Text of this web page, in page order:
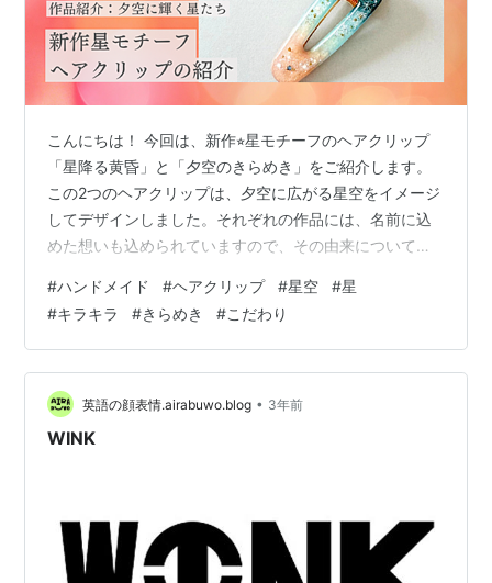
こんにちは！ 今回は、新作⭐︎星モチーフのヘアクリップ
「星降る黄昏」と「夕空のきらめき」をご紹介します。
この2つのヘアクリップは、夕空に広がる星空をイメージ
してデザインしました。それぞれの作品には、名前に込
めた想いも込められていますので、その由来についても
まずはこちらの「星降る黄昏」。夕暮れ時の空を思わせ
る、ピンクからダークブルーにかけてのグラデーション
が特徴です。黄昏時に空が徐々に暗くなり、星が一つま
た一つと現れる様子を表現しました。この作品名「星降
る黄昏」は、まさにその時間帯に星々が降り注ぐような
幻想的なイメージから名付けました。金色の…
#ハンドメイド #ヘアクリップ #星空 #星
#キラキラ #きらめき #こだわり
英語の顔表情.airabuwo.blog • 3年前
WINK